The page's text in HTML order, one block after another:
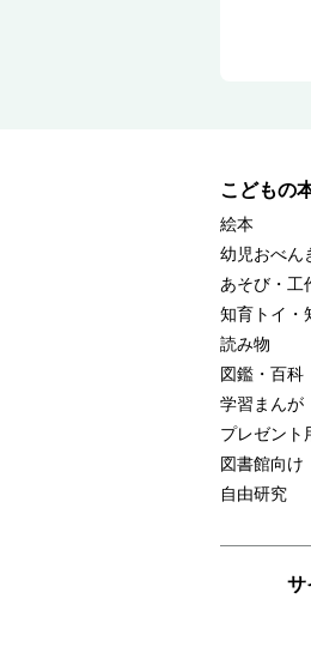
こどもの
絵本
幼児おべん
あそび・工
知育トイ・
読み物
図鑑・百科
学習まんが
プレゼント
図書館向け
自由研究
サ